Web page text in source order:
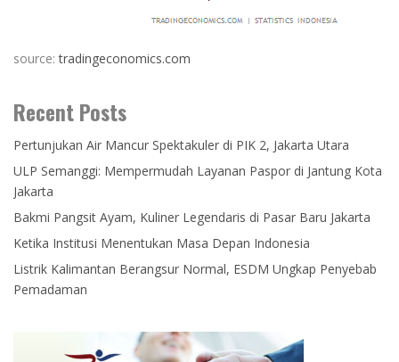
source:tradingeconomics.com
Recent Posts
Pertunjukan Air Mancur Spektakuler di PIK 2, Jakarta Utara
ULP Semanggi: Mempermudah Layanan Paspor di Jantung Kota
Jakarta
Bakmi Pangsit Ayam, Kuliner Legendaris di Pasar Baru Jakarta
Ketika Institusi Menentukan Masa Depan Indonesia
Listrik Kalimantan Berangsur Normal, ESDM Ungkap Penyebab
Pemadaman